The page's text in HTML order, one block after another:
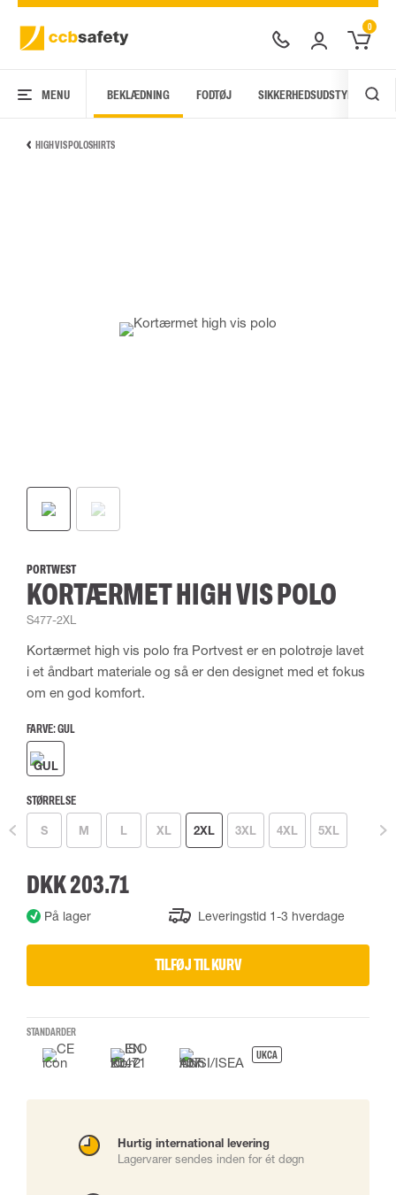
0
MENU BEKLÆDNING FODTØJ SIKKERHEDSUDSTYR
HIGH VIS POLOSHIRTS
PORTWEST
KORTÆRMET HIGH VIS POLO
S477-2XL
Kortærmet high vis polo fra Portvest er en polotrøje lavet
i et åndbart materiale og så er den designet med et fokus
om en god komfort.
FARVE:GUL
STØRRELSE
S M L XL 2XL 3XL 4XL 5XL
DKK 203.71
På lager Leveringstid 1-3 hverdage
TILFØJ TIL KURV
STANDARDER
UKCA
Hurtig international levering
Lagervarer sendes inden for ét døgn